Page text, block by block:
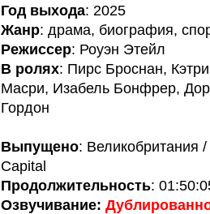
Год выхода: 2025
Жанр: драма, биография,
Режиссер: Роуэн Этейл
В ролях: Пирс Броснан,
Масри, Изабель Бонфрер,
Гордон
Выпущено: Великобритания
Capital
Продолжительность:
Озвучивание: